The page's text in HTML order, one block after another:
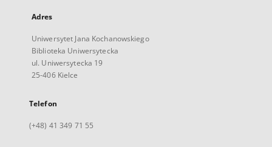
Adres
Uniwersytet Jana Kochanowskiego
Biblioteka Uniwersytecka
ul. Uniwersytecka 19
25-406 Kielce
Telefon
(+48) 41 349 71 55